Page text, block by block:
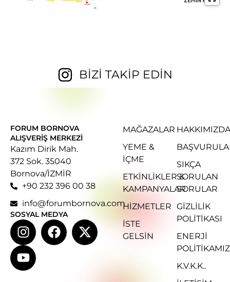
BİZİ TAKİP EDİN
FORUM BORNOVA
ALIŞVERIŞ MERKEZI
Kazım Dirik Mah.
372 Sok. 35040
Bornova/İZMİR
+90 232 396 00 38
info@forumbornova.com
SOSYAL MEDYA
MAĞAZALAR
YEME &
İÇME
ETKINLIKLER &
KAMPANYALAR
HIZMETLER
İSTE
GELSIN
HAKKIMIZDA
SIKÇA
SORULAN
SORULAR
GIZLILIK
POLITIKASI
ENERJI
POLITIKAMIZ
K.V.K.K..